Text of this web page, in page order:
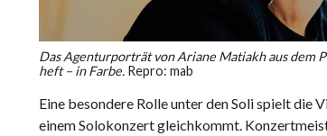
Das Agenturporträt von Ariane Matiakh aus dem
heft – in Farbe.Repro: mab
Eine besondere Rolle unter den Soli spielt die
einem Solokonzert gleichkommt.